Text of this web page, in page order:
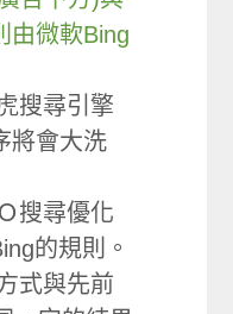
由微軟Bing
搜尋引擎
將會大洗
搜尋優化
的規則。
式與先前